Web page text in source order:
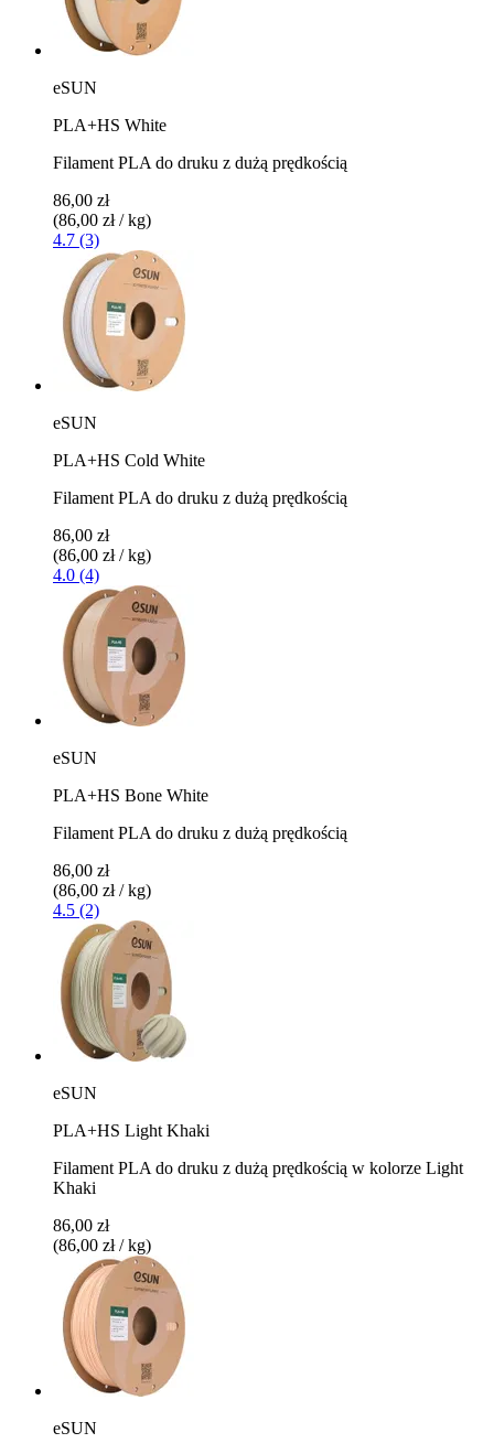
eSUN
PLA+HS White
Filament PLA do druku z dużą prędkością
86,00 zł
(86,00 zł / kg)
4.7 (3)
eSUN
PLA+HS Cold White
Filament PLA do druku z dużą prędkością
86,00 zł
(86,00 zł / kg)
4.0 (4)
eSUN
PLA+HS Bone White
Filament PLA do druku z dużą prędkością
86,00 zł
(86,00 zł / kg)
4.5 (2)
eSUN
PLA+HS Light Khaki
Filament PLA do druku z dużą prędkością w kolorze Light
Khaki
86,00 zł
(86,00 zł / kg)
eSUN